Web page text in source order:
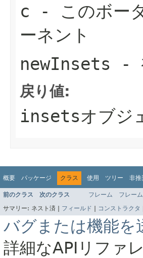
c - このボー
ーネント
newInsets -
戻り値:
insetsオブジ
概要 パッケージ クラス 使用 ツリー 非推
前のクラス 次のクラス フレーム フレー
サマリー: ネスト済 | フィールド コンストラクタ
バグまたは機能を
詳細なAPIリファ